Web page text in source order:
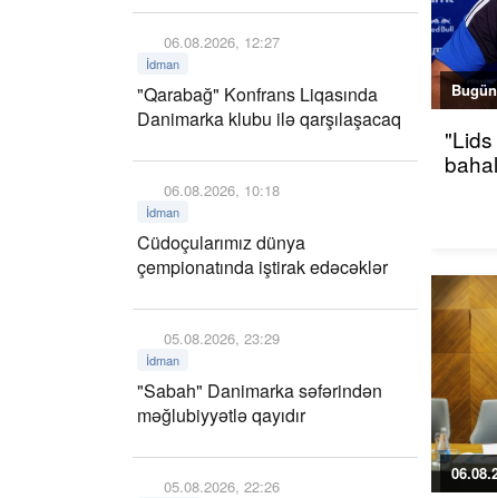
06.08.2026, 12:27
İdman
"Qarabağ" Konfrans Liqasında
Danimarka klubu ilə qarşılaşacaq
06.08.2026, 10:18
İdman
Cüdoçularımız dünya
çempionatında iştirak edəcəklər
05.08.2026, 23:29
İdman
"Sabah" Danimarka səfərindən
məğlubiyyətlə qayıdır
05.08.2026, 22:26